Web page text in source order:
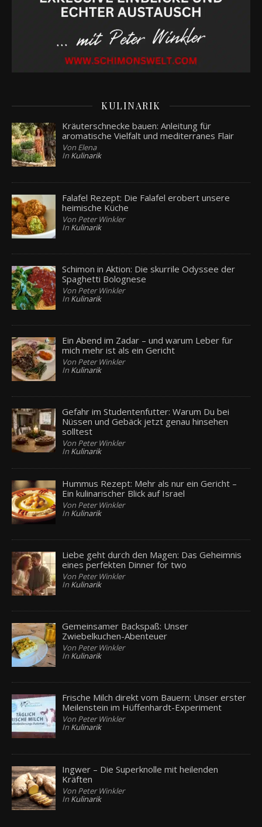
KULINARIK
Kräuterschnecke bauen: Anleitung für
aromatische Vielfalt und mediterranes Flair
Von Elena
In Kulinarik
Falafel Rezept: Die Falafel erobert unsere
heimische Küche
Von Peter Winkler
In Kulinarik
Schimon in Aktion: Die skurrile Odyssee der
Spaghetti Bolognese
Von Peter Winkler
In Kulinarik
Ein Abend im Zadar – und warum Leber für
mich mehr ist als ein Gericht
Von Peter Winkler
In Kulinarik
Gefahr im Studentenfutter: Warum Du bei
Nüssen und Gebäck jetzt genau hinsehen
solltest
Von Peter Winkler
In Kulinarik
Hummus Rezept: Mehr als nur ein Gericht –
Ein kulinarischer Blick auf Israel
Von Peter Winkler
In Kulinarik
Liebe geht durch den Magen: Das Geheimnis
eines perfekten Dinner for two
Von Peter Winkler
In Kulinarik
Gemeinsamer Backspaß: Unser
Zwiebelkuchen-Abenteuer
Von Peter Winkler
In Kulinarik
Frische Milch direkt vom Bauern: Unser erster
Meilenstein im Hüffenhardt-Experiment
Von Peter Winkler
In Kulinarik
Ingwer – Die Superknolle mit heilenden
Kräften
Von Peter Winkler
In Kulinarik